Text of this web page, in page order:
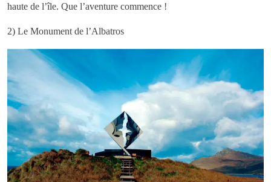
haute de l’île. Que l’aventure commence !
2) Le Monument de l’Albatros